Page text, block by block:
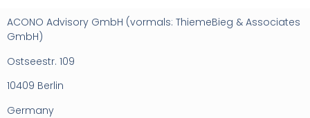
ACONO Advisory GmbH (vormals: ThiemeBieg & Associates
GmbH)
Ostseestr. 109
10409 Berlin
Germany